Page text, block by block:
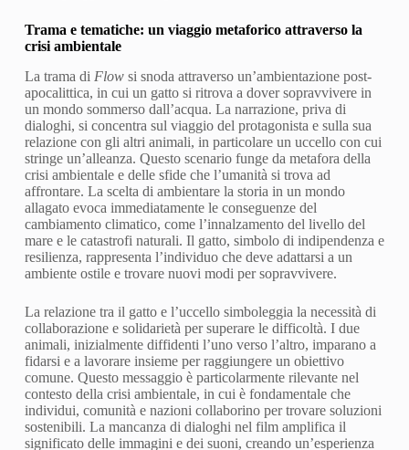
Trama e tematiche: un viaggio metaforico attraverso la
crisi ambientale
La trama di Flowsi snoda attraverso un’ambientazione post-
apocalittica, in cui un gatto si ritrova a dover sopravvivere in
un mondo sommerso dall’acqua. La narrazione, priva di
dialoghi, si concentra sul viaggio del protagonista e sulla sua
relazione con gli altri animali, in particolare un uccello con cui
stringe un’alleanza. Questo scenario funge da metafora della
crisi ambientale e delle sfide che l’umanità si trova ad
affrontare. La scelta di ambientare la storia in un mondo
allagato evoca immediatamente le conseguenze del
cambiamento climatico, come l’innalzamento del livello del
mare e le catastrofi naturali. Il gatto, simbolo di indipendenza e
resilienza, rappresenta l’individuo che deve adattarsi a un
ambiente ostile e trovare nuovi modi per sopravvivere.
La relazione tra il gatto e l’uccello simboleggia la necessità di
collaborazione e solidarietà per superare le difficoltà. I due
animali, inizialmente diffidenti l’uno verso l’altro, imparano a
fidarsi e a lavorare insieme per raggiungere un obiettivo
comune. Questo messaggio è particolarmente rilevante nel
contesto della crisi ambientale, in cui è fondamentale che
individui, comunità e nazioni collaborino per trovare soluzioni
sostenibili. La mancanza di dialoghi nel film amplifica il
significato delle immagini e dei suoni, creando un’esperienza